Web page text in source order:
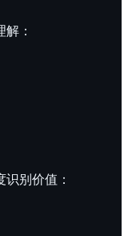
：
识别价值：